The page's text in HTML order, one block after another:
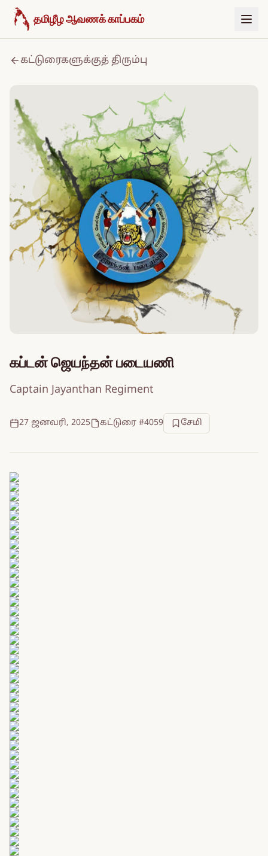
உள்ளடக்கத்திற்குச் செல்க
தமிழீழ ஆவணக் காப்பகம்
கட்டுரைகளுக்குத் திரும்பு
கப்டன் ஜெயந்தன் படையணி
Captain Jayanthan Regiment
27 ஜனவரி, 2025 கட்டுரை #4059 சேமி